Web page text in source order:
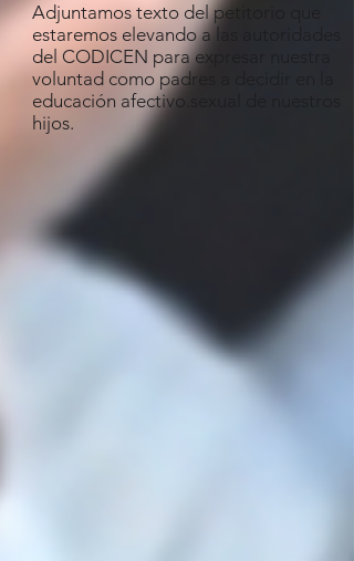
Adjuntamos texto del petitorio que
estaremos elevando a las autoridades
del CODICEN para expresar nuestra
voluntad como padres a decidir en la
educación afectivo.sexual de nuestros
hijos.